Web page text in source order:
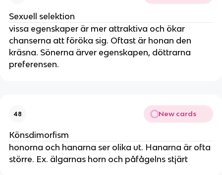
Sexuell selektion
vissa egenskaper är mer attraktiva och ökar
chanserna att föröka sig. Oftast är honan den
kräsna. Sönerna ärver egenskapen, döttrarna
preferensen.
48 New cards
Könsdimorfism
honorna och hanarna ser olika ut. Hanarna är ofta
större. Ex. älgarnas horn och påfågelns stjärt